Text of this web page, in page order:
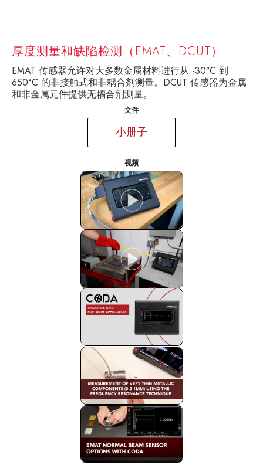
厚度测量和缺陷检测（EMAT、DCUT）
EMAT 传感器允许对大多数金属材料进行从 -30°C 到
650°C 的非接触式和非耦合剂测量。DCUT 传感器为金属
和非金属元件提供无耦合剂测量。
文件
小册子
视频
CODA:: 快速精确的厚度测量
使用 CODA 在极端温度下进行厚度测量
CODA (EMAT, DCUT, UT): THICKNESS
GRID SOFTWARE APPLICATION
MEASUREMENT OF VERY THIN
METALLIC COMPONENTS (0.2-1MM)
USING THE FREQUENCY RESONANCE
TECHNIQUE (EMAT)